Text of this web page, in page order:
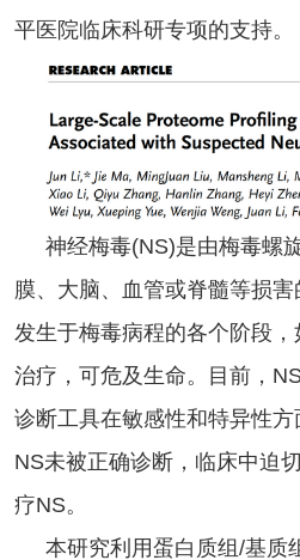
平医院临床科研专项的支持。
神经梅毒(NS)是由梅毒螺
膜、大脑、血管或脊髓等损
发生于梅毒病程的各个阶段
治疗，可危及生命。目前，
诊断工具在敏感性和特异性
NS未被正确诊断，临床中迫
疗NS。
本研究利用蛋白质组/基质